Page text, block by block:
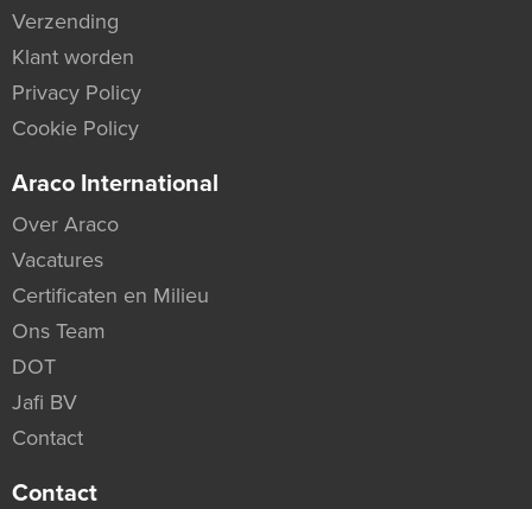
Verzending
Klant worden
Privacy Policy
Cookie Policy
Araco International
Over Araco
Vacatures
Certificaten en Milieu
Ons Team
DOT
Jafi BV
Contact
Contact